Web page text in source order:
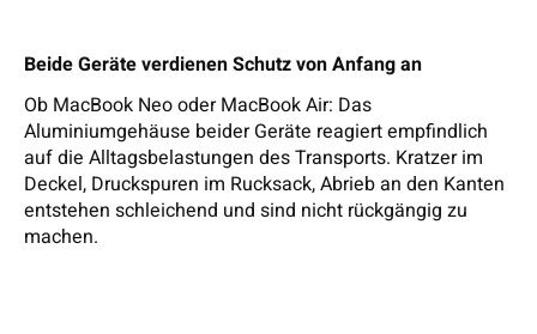
Beide Geräte verdienen Schutz von Anfang an
Ob MacBook Neo oder MacBook Air: Das
Aluminiumgehäuse beider Geräte reagiert empfindlich
auf die Alltagsbelastungen des Transports. Kratzer im
Deckel, Druckspuren im Rucksack, Abrieb an den Kanten
entstehen schleichend und sind nicht rückgängig zu
machen.